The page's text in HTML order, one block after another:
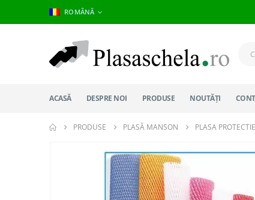
ROMÂNĂ
ACASĂ DESPRE NOI PRODUSE NOUTĂȚI
PRODUSE PLASĂ MANSON PLASA